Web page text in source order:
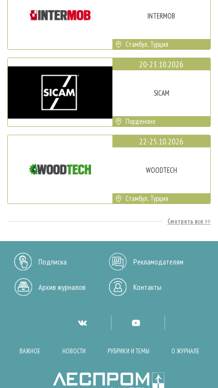
INTERMOB
Стамбул, Турция
20-23.10.2026
SICAM
Порденоне
22-25.10.2026
WOODTECH
Стамбул, Турция
Смотреть все
Подписка Рекламодателям
Архив журналов Контакты
ВАЖНОЕ НОВОСТИ РУБРИКИ И ТЕМЫ О ЖУРНАЛЕ